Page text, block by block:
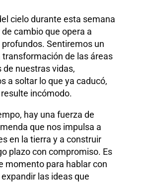
cielo durante esta semana
cambio que opera a
Sentiremos un
transformación de las áreas
de nuestras vidas,
a soltar lo que ya caducó,
incómodo.
hay una fuerza de
que nos impulsa a
en la tierra y a construir
plazo con compromiso. Es
momento para hablar con
las ideas que